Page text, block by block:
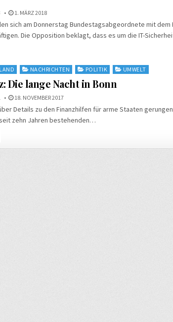
1. MÄRZ 2018
sich am Donnerstag Bundestagsabgeordnete mit dem
Die Opposition beklagt, dass es um die IT-
NACHRICHTEN POLITIK UMWELT
Die lange Nacht in Bonn
18. NOVEMBER 2017
Details zu den Finanzhilfen für arme Staaten
zehn Jahren bestehenden…